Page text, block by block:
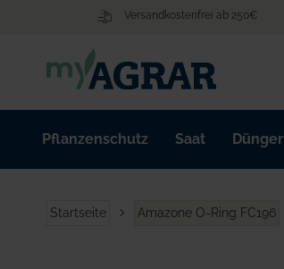
Versandkostenfrei ab 250€
Pflanzenschutz Saat Dünger
Startseite Amazone O-Ring FC196